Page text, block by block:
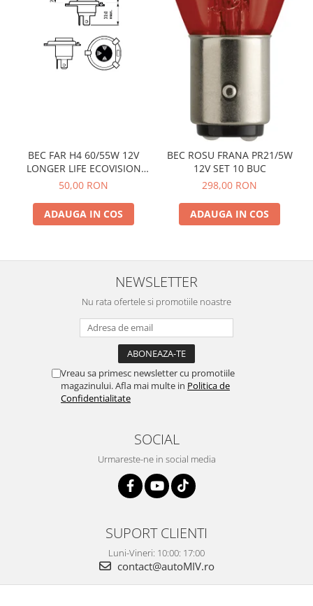
BEC FAR H4 60/55W 12V
LONGER LIFE ECOVISION
PHILIPS
50,00 RON
ADAUGA IN COS
BEC ROSU FRANA PR21/5W
12V SET 10 BUC
298,00 RON
ADAUGA IN COS
NEWSLETTER
Nu rata ofertele si promotiile noastre
Vreau sa primesc newsletter cu promotiile
magazinului. Afla mai multe in Politica de
Confidentialitate
SOCIAL
Urmareste-ne in social media
SUPORT CLIENTI
Luni-Vineri: 10:00: 17:00
contact@autoMIV.ro